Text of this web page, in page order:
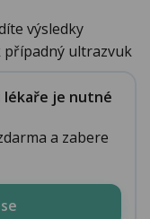
výsledky
případný ultrazvuk
lékaře je nutné
a zabere